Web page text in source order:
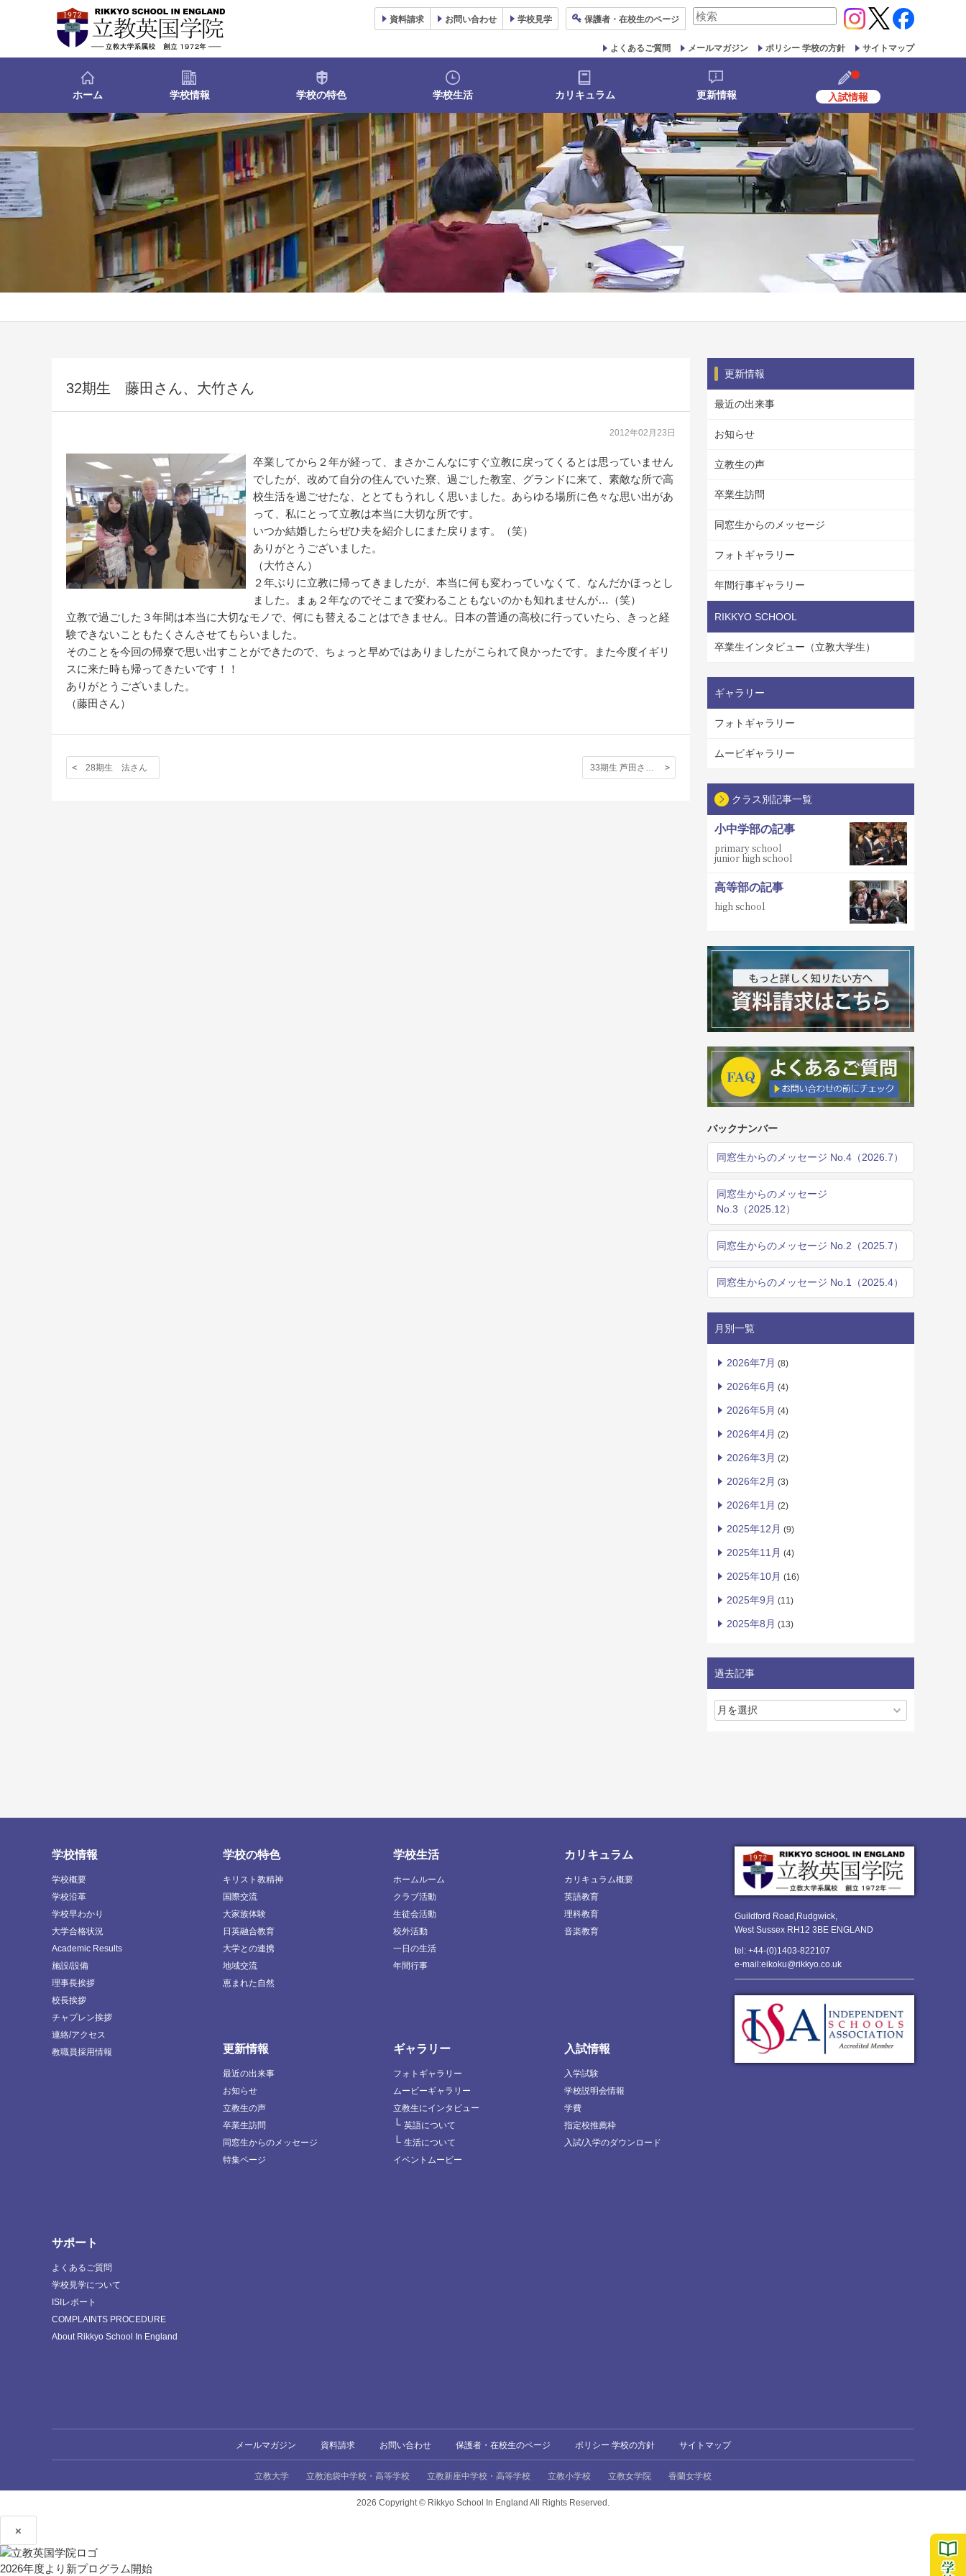
資料請求 お問い合わせ 学校見学 保護者 ・在校生のページ
検
対
象:
よくあるご質問 メールマガジン ポリシー 学校の方針 サイトマップ
ホーム 学校情報 学校の特色 学校生活 カリキュラム 更新情報 入試情報
32期生 藤田さん、大竹さん
2012年02月23日
卒業してから２年が経って、まさかこんなにすぐ立教に戻ってくるとは思っていません
でしたが、改めて自分の住んでいた寮、過ごした教室、グランドに来て、素敵な所で高
校生活を過ごせたな、ととてもうれしく思いました。あらゆる場所に色々な思い出があ
って、私にとって立教は本当に大切な所です。
いつか結婚したらぜひ夫を紹介しにまた戻ります。（笑）
ありがとうございました。
（大竹さん）
２年ぶりに立教に帰ってきましたが、本当に何も変わっていなくて、なんだかほっとし
ました。まぁ２年なのでそこまで変わることもないのかも知れませんが…（笑）
立教で過ごした３年間は本当に大切なモノで、何にも替えることはできません。日本の普通の高校に行っていたら、きっと経
験できないこともたくさんさせてもらいました。
そのことを今回の帰寮で思い出すことができたので、ちょっと早めではありましたがこられて良かったです。また今度イギリ
スに来た時も帰ってきたいです！！
ありがとうございました。
（藤田さん）
28期生 法さん 33期生 芦田さん、黒飛さん
更新情報
最近の出来事
お知らせ
立教生の声
卒業生訪問
同窓生からのメッセージ
フォトギャラリー
年間行事ギャラリー
RIKKYO SCHOOL
卒業生インタビュー（立教大学生）
ギャラリー
フォトギャラリー
ムービギャラリー
クラス別記事一覧
小中学部の記事
primary school
junior high school
高等部の記事
high school
バックナンバー
同窓生からのメッセージ No.4（2026.7）
同窓生からのメッセージ
No.3（2025.12）
同窓生からのメッセージ No.2（2025.7）
同窓生からのメッセージ No.1（2025.4）
月別一覧
2026年7月 (8)
2026年6月 (4)
2026年5月 (4)
2026年4月 (2)
2026年3月 (2)
2026年2月 (3)
2026年1月 (2)
2025年12月 (9)
2025年11月 (4)
2025年10月 (16)
2025年9月 (11)
2025年8月 (13)
過去記事
Guildford Road,Rudgwick,
West Sussex RH12 3BE ENGLAND
tel: +44-(0)1403-822107
e-mail:eikoku@rikkyo.co.uk
学校情報
学校概要
学校沿革
学校早わかり
大学合格状況
Academic Results
施設/設備
理事長挨拶
校長挨拶
チャプレン挨拶
連絡/アクセス
教職員採用情報
学校の特色
キリスト教精神
国際交流
大家族体験
日英融合教育
大学との連携
地域交流
恵まれた自然
学校生活
ホームルーム
クラブ活動
生徒会活動
校外活動
一日の生活
年間行事
カリキュラム
カリキュラム概要
英語教育
理科教育
音楽教育
更新情報
最近の出来事
お知らせ
立教生の声
卒業生訪問
同窓生からのメッセージ
特集ページ
ギャラリー
フォトギャラリー
ムービーギャラリー
立教生にインタビュー
└ 英語について
└ 生活について
イベントムービー
入試情報
入学試験
学校説明会情報
学費
指定校推薦枠
入試/入学のダウンロード
サポート
よくあるご質問
学校見学について
ISIレポート
COMPLAINTS PROCEDURE
About Rikkyo School In England
メールマガジン 資料請求 お問い合わせ 保護者・在校生のページ ポリシー 学校の方針 サイトマップ
立教大学 立教池袋中学校・高等学校 立教新座中学校・高等学校 立教小学校 立教女学院 香蘭女学校
2026 Copyright © Rikkyo School In England All Rights Reserved.
×
2026年度より新プログラム開始